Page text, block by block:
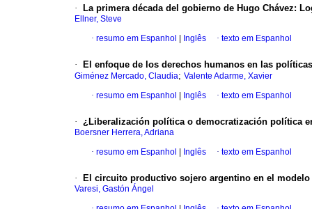
· La primera década del gobierno de Hugo Chávez:
Ellner, Steve
· resumo em Espanhol Inglês · texto em Espanhol
· El enfoque de los derechos humanos en las
Giménez Mercado, Claudia; Valente Adarme, Xavier
· resumo em Espanhol Inglês · texto em Espanhol
· ¿Liberalización política o democratización política
Boersner Herrera, Adriana
· resumo em Espanhol Inglês · texto em Espanhol
· El circuito productivo sojero argentino en el
Varesi, Gastón Ángel